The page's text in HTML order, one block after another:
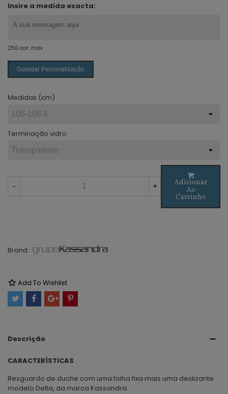
Insire a medida exacta:
250 car. máx
Guardar Personalização
Medidas (cm)
Terminação vidro
- + Adicionar
Ao
Carrinho
Brand:
Add To Wishlist
Descrição
CARACTERÍSTICAS
Resguardo de duche com uma folha fixa mais uma deslizante
modelo Delta, da marca Kassandra.